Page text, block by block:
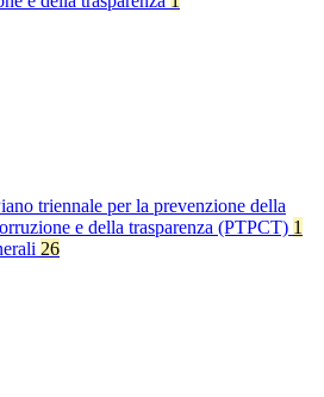
triennale per la prevenzione della
e della trasparenza (PTPCT) 1
26